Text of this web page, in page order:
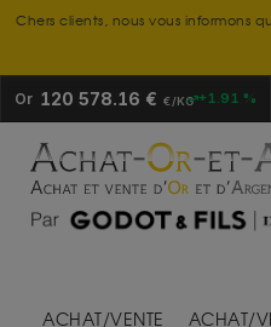
Chers clients, nous vous informons
Or 120 578.16 € €/KG +1.91 %
ACHAT/VENTE
ACHAT/